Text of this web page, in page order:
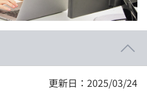
更新日：2025/03/24